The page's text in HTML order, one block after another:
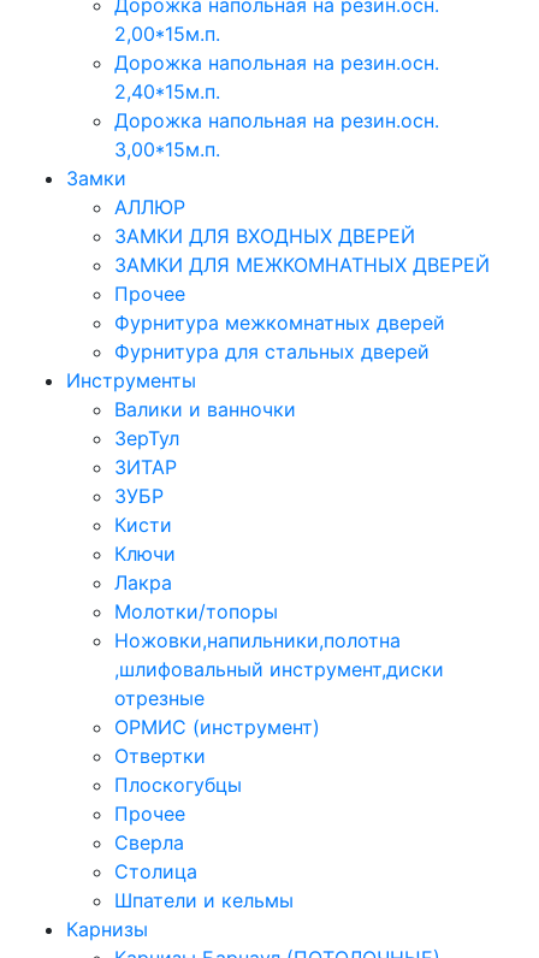
Дорожка напольная на резин.осн.
2,00*15м.п.
Дорожка напольная на резин.осн.
2,40*15м.п.
Дорожка напольная на резин.осн.
3,00*15м.п.
Замки
АЛЛЮР
ЗАМКИ ДЛЯ ВХОДНЫХ ДВЕРЕЙ
ЗАМКИ ДЛЯ МЕЖКОМНАТНЫХ ДВЕРЕЙ
Прочее
Фурнитура межкомнатных дверей
Фурнитура для стальных дверей
Инструменты
Валики и ванночки
ЗерТул
ЗИТАР
ЗУБР
Кисти
Ключи
Лакра
Молотки/топоры
Ножовки,напильники,полотна
,шлифовальный инструмент,диски
отрезные
ОРМИС (инструмент)
Отвертки
Плоскогубцы
Прочее
Сверла
Столица
Шпатели и кельмы
Карнизы